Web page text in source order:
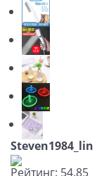
Steven1984_lin
Рейтинг: 54.85